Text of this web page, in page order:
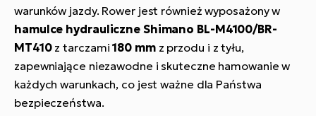
warunków jazdy. Rower jest również wyposażony w
hamulce hydrauliczne Shimano BL-M4100/BR-
MT410z tarczami180 mmz przodu i z tyłu,
zapewniające niezawodne i skuteczne hamowanie w
każdych warunkach, co jest ważne dla Państwa
bezpieczeństwa.